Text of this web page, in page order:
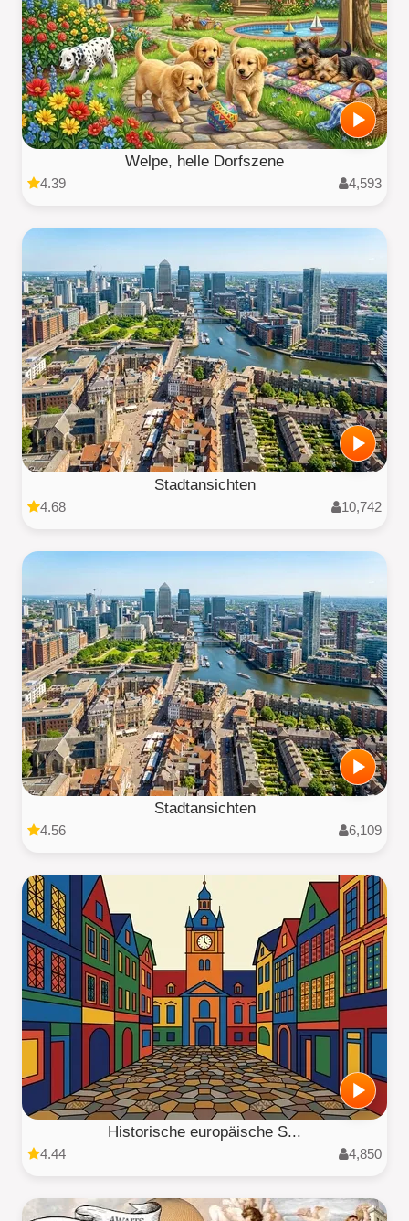
Welpe, helle Dorfszene
4.39 4,593
Stadtansichten
4.68 10,742
Stadtansichten
4.56 6,109
Historische europäische S...
4.44 4,850